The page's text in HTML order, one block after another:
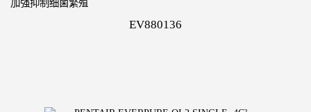
加强抑制细菌繁殖
EV880136